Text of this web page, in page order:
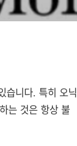
습니다. 특히 오닉
는 것은 항상 불